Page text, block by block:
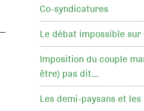
Co-syndicatures
Le débat impossible
Imposition du couple
être) pas dit…
Les demi-paysans et